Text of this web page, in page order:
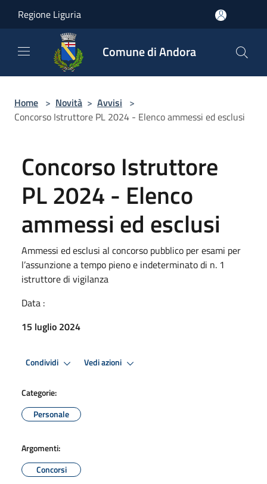
Regione Liguria
Comune di Andora
Home > Novità > Avvisi >
Concorso Istruttore PL 2024 - Elenco ammessi ed esclusi
Concorso Istruttore
PL 2024 - Elenco
ammessi ed esclusi
Ammessi ed esclusi al concorso pubblico per esami per
l’assunzione a tempo pieno e indeterminato di n. 1
istruttore di vigilanza
Data :
15 luglio 2024
Condividi Vedi azioni
Categorie:
Personale
Argomenti:
Concorsi